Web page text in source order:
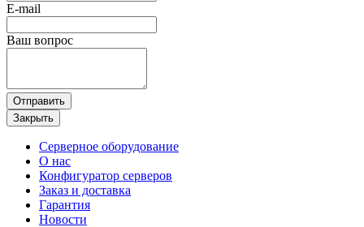
E-mail
Ваш вопрос
Отправить
Закрыть
Серверное оборудование
О нас
Конфигуратор серверов
Заказ и доставка
Гарантия
Новости